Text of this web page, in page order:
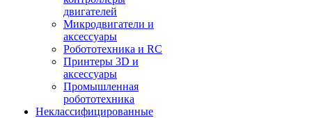
двигателей
Микродвигатели и
аксессуары
Робототехника и RC
Принтеры 3D и
аксессуары
Промышленная
робототехника
Неклассифицированные